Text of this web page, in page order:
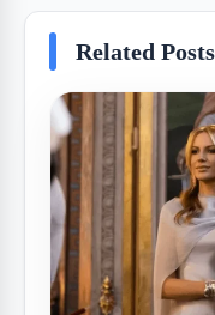
Related Posts